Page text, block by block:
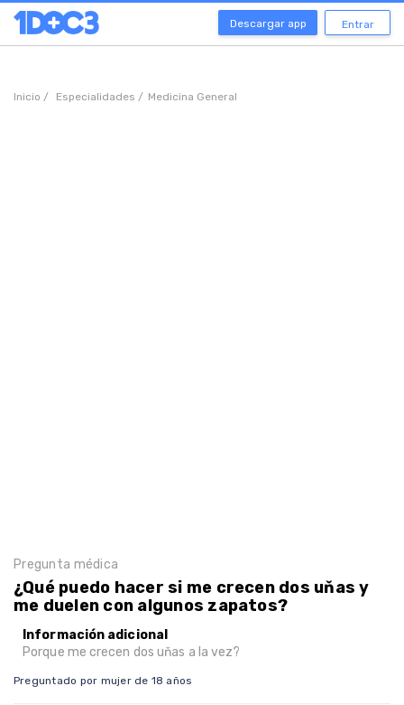
Descargar app Entrar
Inicio / Especialidades / Medicina General
Pregunta médica
¿Qué puedo hacer si me crecen dos uňas y
me duelen con algunos zapatos?
Información adicional
Porque me crecen dos uňas a la vez?
Preguntado por mujer de 18 años